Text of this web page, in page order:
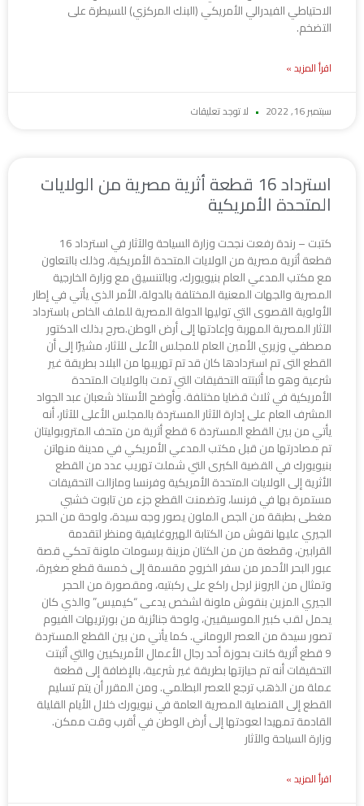
الاحتياطي الفيدرالي الأمريكي (البنك المركزي) للسيطرة على
التضخم.
اقرأ المزيد »
سبتمبر 16, 2022 لا توجد تعليقات
استرداد 16 قطعة أثرية مصرية من الولايات
المتحدة الأمريكية
كتبت – رندة رفعت نجحت وزارة السياحة والآثار في استرداد 16
قطعة أثرية مصرية من الولايات المتحدة الأمريكية، وذلك بالتعاون
مع مكتب المدعي العام بنيويورك، وبالتنسيق مع وزارة الخارجية
المصرية والجهات المعنية المختلفة بالدولة، الأمر الذي يأتي في إطار
الأولوية القصوى التي توليها الدولة المصرية للملف الخاص باسترداد
الآثار المصرية المهربة وإعادتها إلى أرض الوطن.صرح بذلك الدكتور
مصطفي وزيري الأمين العام للمجلس الأعلى للآثار، مشيرًا إلى أن
القطع التى تم استردادها كان قد تم تهريبها من البلاد بطريقة غير
شرعية وهو ما أثبتته التحقيقات التي تمت بالولايات المتحدة
الأمريكية في ثلاث قضايا مختلفة. وأوضح الأستاذ شعبان عبد الجواد
المشرف العام على إدارة الآثار المستردة بالمجلس الأعلى للآثار، أنه
يأتي من بين القطع المستردة 6 قطع أثرية من متحف المتروبوليتان
تم مصادرتها من قبل مكتب المدعي الأمريكي في مدينة منهاتن
بنيويورك في القضية الكبرى التي شملت تهريب عدد من القطع
الأثرية إلى الولايات المتحدة الأمريكية وفرنسا ومازالت التحقيقات
مستمرة بها في فرنسا، وتضمنت القطع جزء من تابوت خشبي
مغطى بطبقة من الجص الملون يصور وجه سيدة، ولوحة من الحجر
الجيري عليها نقوش من الكتابة الهيروغليفية ومنظر لتقدمة
القرابين، وقطعة من من الكتان مزينة برسومات ملونة تحكي قصة
عبور البحر الأحمر من سفر الخروج مقسمة إلى خمسة قطع صغيرة،
وتمثال من البرونز لرجل راكع على ركبتيه، ومقصورة من الحجر
الجيري المزين بنقوش ملونة لشخص يدعى “كيميس” والذي كان
يحمل لقب كبير الموسيقيين، ولوحة جنائزية من بورتريهات الفيوم
تصور سيدة من العصر الروماني. كما يأتي من بين القطع المستردة
9 قطع أثرية كانت بحوزة أحد رجال الأعمال الأمريكيين والتي أثبتت
التحقيقات أنه تم حيازتها بطريقة غير شرعية، بالإضافة إلى قطعة
عملة من الذهب ترجع للعصر البطلمي. ومن المقرر أن يتم تسليم
القطع إلى القنصلية المصرية العامة في نيويورك خلال الأيام القليلة
القادمة تمهيدا لعودتها إلى أرض الوطن في أقرب وقت ممكن.
وزارة السياحة والآثار
اقرأ المزيد »